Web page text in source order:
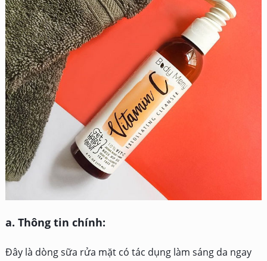
a. Thông tin chính:
Đây là dòng sữa rửa mặt có tác dụng làm sáng da ngay